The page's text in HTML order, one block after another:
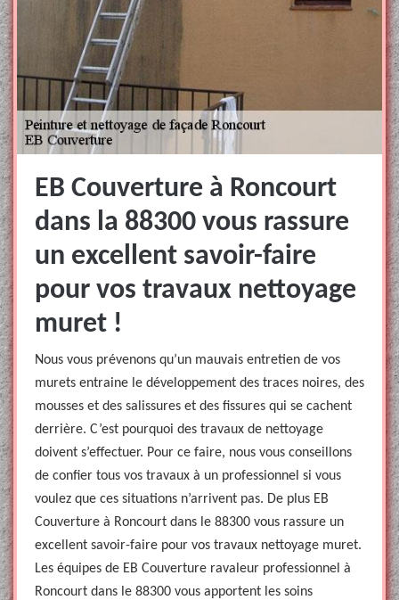
EB Couverture à Roncourt
dans la 88300 vous rassure
un excellent savoir-faire
pour vos travaux nettoyage
muret !
Nous vous prévenons qu’un mauvais entretien de vos
murets entraine le développement des traces noires, des
mousses et des salissures et des fissures qui se cachent
derrière. C’est pourquoi des travaux de nettoyage
doivent s’effectuer. Pour ce faire, nous vous conseillons
de confier tous vos travaux à un professionnel si vous
voulez que ces situations n’arrivent pas. De plus EB
Couverture à Roncourt dans le 88300 vous rassure un
excellent savoir-faire pour vos travaux nettoyage muret.
Les équipes de EB Couverture ravaleur professionnel à
Roncourt dans le 88300 vous apportent les soins